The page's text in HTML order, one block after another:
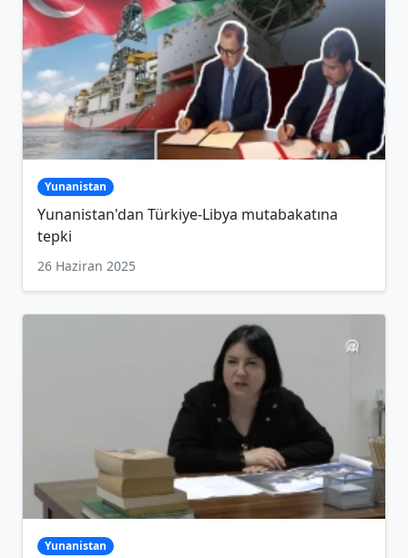
Yunanistan
Yunanistan'dan Türkiye-Libya mutabakatına
tepki
26 Haziran 2025
Yunanistan